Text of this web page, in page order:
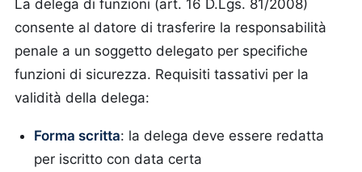
La delega di funzioni (art. 16 D.Lgs. 81/2008)
consente al datore di trasferire la responsabilità
penale a un soggetto delegato per specifiche
funzioni di sicurezza. Requisiti tassativi per la
validità della delega:
Forma scritta: la delega deve essere redatta
per iscritto con data certa